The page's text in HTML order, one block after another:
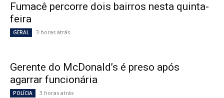
Fumacê percorre dois bairros nesta quinta-
feira
GERAL 3 horas atrás
Gerente do McDonald’s é preso após
agarrar funcionária
POLÍCIA 3 horas atrás